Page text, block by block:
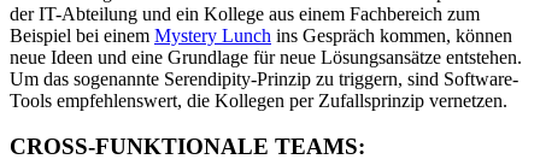
der IT-Abteilung und ein Kollege aus einem Fachbereich zum
Beispiel bei einem Mystery Lunch ins Gespräch kommen, können
neue Ideen und eine Grundlage für neue Lösungsansätze entstehen.
Um das sogenannte Serendipity-Prinzip zu triggern, sind Software-
Tools empfehlenswert, die Kollegen per Zufallsprinzip vernetzen.
CROSS-FUNKTIONALE TEAMS: